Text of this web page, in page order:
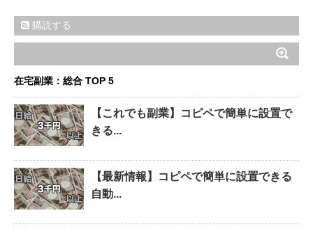
購読する
在宅副業：総合 TOP 5
【これでも副業】コピペで簡単に設置で
きる...
【最新情報】コピペで簡単に設置できる
自動...